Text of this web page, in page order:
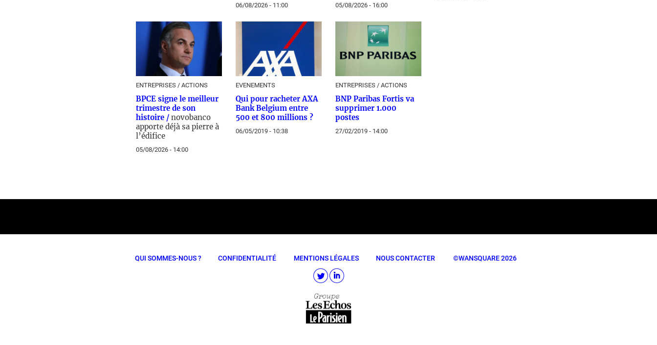
06/08/2026 - 11:00 05/08/2026 - 16:00
ENTREPRISES / ACTIONS
BPCE signe le meilleur
trimestre de son
histoire / novobanco
apporte déjà sa pierre à
l’édifice
05/08/2026 - 14:00
EVENEMENTS
Qui pour racheter AXA
Bank Belgium entre
500 et 800 millions ?
06/05/2019 - 10:38
ENTREPRISES / ACTIONS
BNP Paribas Fortis va
supprimer 1.000
postes
27/02/2019 - 14:00
QUI SOMMES-NOUS ? CONFIDENTIALITÉ MENTIONS LÉGALES NOUS CONTACTER ©WANSQUARE 2026